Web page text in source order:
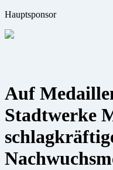
Hauptsponsor
Auf
Stadtwerke